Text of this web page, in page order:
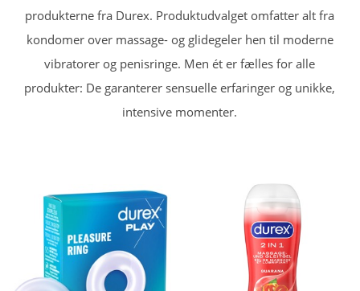
produkterne fra Durex. Produktudvalget omfatter alt fra
kondomer over massage- og glidegeler hen til moderne
vibratorer og penisringe. Men ét er fælles for alle
produkter: De garanterer sensuelle erfaringer og unikke,
intensive momenter.